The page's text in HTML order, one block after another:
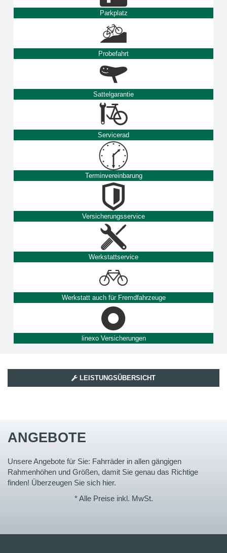
Parkplatz
Probefahrt
Sattelgarantie
Servicerad
Terminvereinbarung
Versicherungsservice
Werkstattservice
Werkstatt auch für Fremdfahrzeuge
linexo Versicherungen
LEISTUNGSÜBERSICHT
ANGEBOTE
Unsere Angebote für Sie: Fahrräder in allen gängigen
Rahmenhöhen und Größen, damit Sie genau das Richtige
finden! Überzeugen Sie sich hier.
* Alle Preise inkl. MwSt.